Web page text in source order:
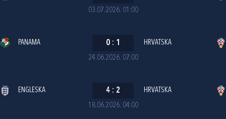
03.07.2026. 01:00
24.06.2026. 07:00
PANAMA 0 : 1 HRVATSKA
18.06.2026. 04:00
ENGLESKA 4 : 2 HRVATSKA